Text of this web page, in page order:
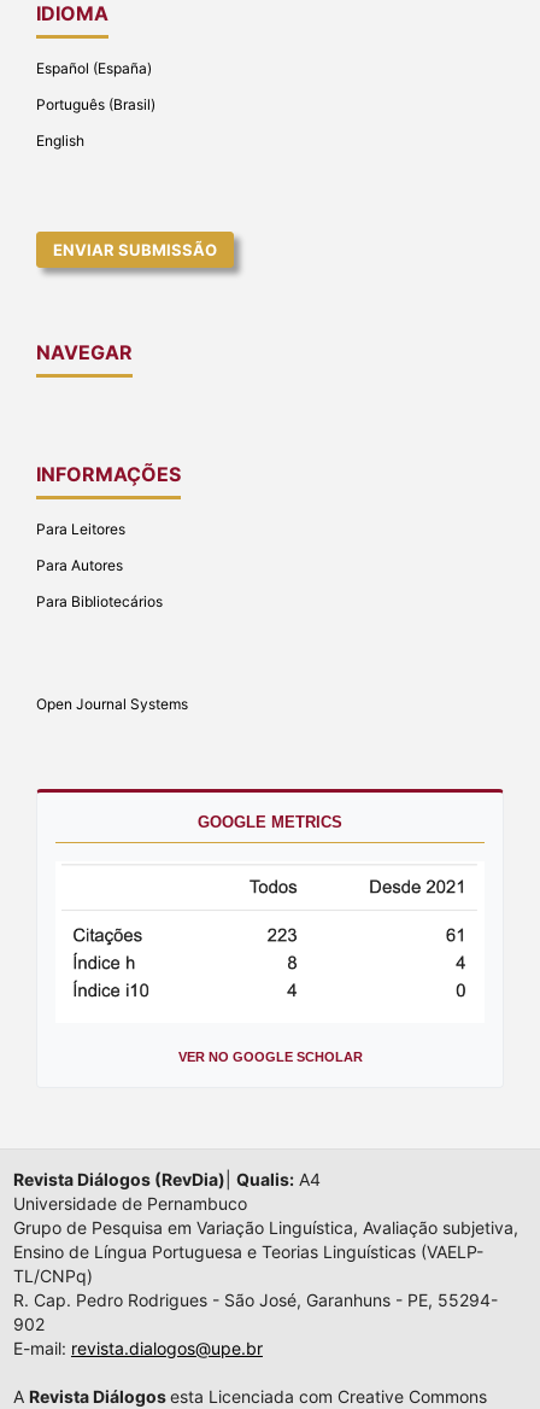
IDIOMA
Español (España)
Português (Brasil)
English
ENVIAR SUBMISSÃO
NAVEGAR
INFORMAÇÕES
Para Leitores
Para Autores
Para Bibliotecários
Open Journal Systems
GOOGLE METRICS
VER NO GOOGLE SCHOLAR
Revista Diálogos (RevDia) Qualis:A4
Universidade de Pernambuco
Grupo de Pesquisa em Variação Linguística, Avaliação subjetiva,
Ensino de Língua Portuguesa e Teorias Linguísticas (VAELP-
TL/CNPq)
R. Cap. Pedro Rodrigues - São José, Garanhuns - PE, 55294-
902
E-mail: revista.dialogos@upe.br
A Revista Diálogosesta Licenciada com Creative Commons